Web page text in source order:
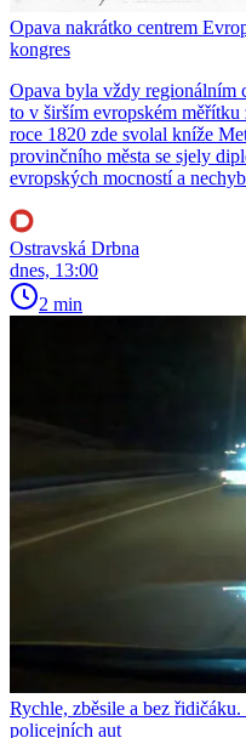
Opava nakrátko centrem
kongres
Opava byla vždy regionálním
to v širším evropském
roce 1820 zde svolal kníže
provinčního města se sjely
evropských mocností a
Ostravská Drbna
dnes, 13:00
2 min
Rychle, zběsile a bez
policejních aut